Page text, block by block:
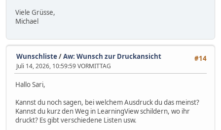
Viele Grüsse,
Michael
#14
Wunschliste/Aw: Wunsch zur Druckansicht
Juli 14, 2026, 10:59:59 VORMITTAG
Hallo Sari,
Kannst du noch sagen, bei welchem Ausdruck du das meinst?
Kannst du kurz den Weg in LearningView schildern, wo ihr
druckt? Es gibt verschiedene Listen usw.